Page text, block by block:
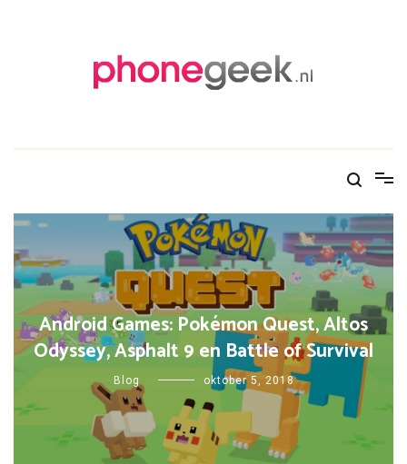
Android Games: Pokémon Quest, Altos
Odyssey, Asphalt 9 en Battle of Survival
Blog oktober 5, 2018